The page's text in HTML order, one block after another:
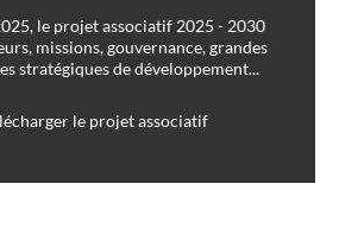
le projet associatif 2025 - 2030
missions, gouvernance, grandes
stratégiques de développement...
le projet associatif